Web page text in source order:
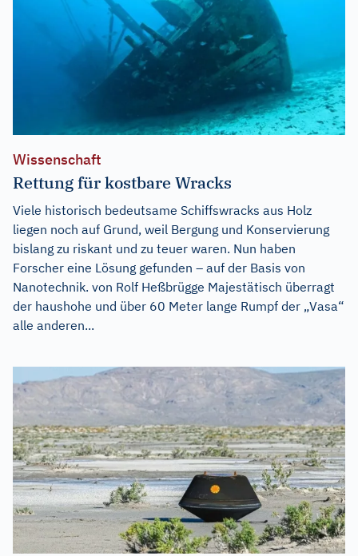
Wissenschaft
Rettung für kostbare Wracks
Viele historisch bedeutsame Schiffswracks aus Holz
liegen noch auf Grund, weil Bergung und Konservierung
bislang zu riskant und zu teuer waren. Nun haben
Forscher eine Lösung gefunden – auf der Basis von
Nanotechnik. von Rolf Heßbrügge Majestätisch überragt
der haushohe und über 60 Meter lange Rumpf der „Vasa“
alle anderen...